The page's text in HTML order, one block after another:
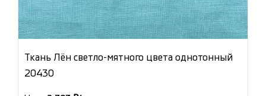
Ткань Лён светло-мятного цвета однотонный
20430